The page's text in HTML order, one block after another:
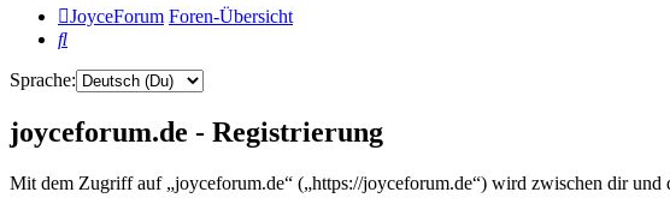
JoyceForum Foren-Übersicht
Suche
Sprache:
joyceforum.de - Registrierung
Mit dem Zugriff auf „joyceforum.de“ („https://joyceforum.de“) wird zwischen dir und